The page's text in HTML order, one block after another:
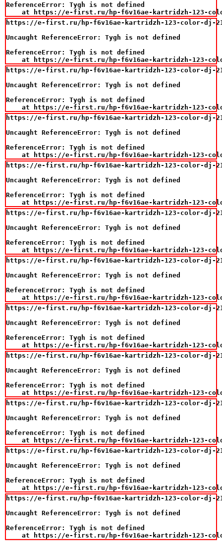
ReferenceError: Tygh is not defined
at https://e-first.ru/hp-f6v16ae-kartridzh-123-
https://e-first.ru/hp-f6v16ae-kartridzh-123-color-dj-
Uncaught ReferenceError: Tygh is not defined
ReferenceError: Tygh is not defined
at https://e-first.ru/hp-f6v16ae-kartridzh-123-
https://e-first.ru/hp-f6v16ae-kartridzh-123-color-dj-
Uncaught ReferenceError: Tygh is not defined
ReferenceError: Tygh is not defined
at https://e-first.ru/hp-f6v16ae-kartridzh-123-
https://e-first.ru/hp-f6v16ae-kartridzh-123-color-dj-
Uncaught ReferenceError: Tygh is not defined
ReferenceError: Tygh is not defined
at https://e-first.ru/hp-f6v16ae-kartridzh-123-
https://e-first.ru/hp-f6v16ae-kartridzh-123-color-dj-
Uncaught ReferenceError: Tygh is not defined
ReferenceError: Tygh is not defined
at https://e-first.ru/hp-f6v16ae-kartridzh-123-
https://e-first.ru/hp-f6v16ae-kartridzh-123-color-dj-
Uncaught ReferenceError: Tygh is not defined
ReferenceError: Tygh is not defined
at https://e-first.ru/hp-f6v16ae-kartridzh-123-
https://e-first.ru/hp-f6v16ae-kartridzh-123-color-dj-
Uncaught ReferenceError: Tygh is not defined
ReferenceError: Tygh is not defined
at https://e-first.ru/hp-f6v16ae-kartridzh-123-
https://e-first.ru/hp-f6v16ae-kartridzh-123-color-dj-
Uncaught ReferenceError: Tygh is not defined
ReferenceError: Tygh is not defined
at https://e-first.ru/hp-f6v16ae-kartridzh-123-
https://e-first.ru/hp-f6v16ae-kartridzh-123-color-dj-
Uncaught ReferenceError: Tygh is not defined
ReferenceError: Tygh is not defined
at https://e-first.ru/hp-f6v16ae-kartridzh-123-
https://e-first.ru/hp-f6v16ae-kartridzh-123-color-dj-
Uncaught ReferenceError: Tygh is not defined
ReferenceError: Tygh is not defined
at https://e-first.ru/hp-f6v16ae-kartridzh-123-
https://e-first.ru/hp-f6v16ae-kartridzh-123-color-dj-
Uncaught ReferenceError: Tygh is not defined
ReferenceError: Tygh is not defined
at https://e-first.ru/hp-f6v16ae-kartridzh-123-
https://e-first.ru/hp-f6v16ae-kartridzh-123-color-dj-
Uncaught ReferenceError: Tygh is not defined
ReferenceError: Tygh is not defined
at https://e-first.ru/hp-f6v16ae-kartridzh-123-